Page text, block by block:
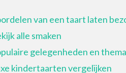
van een taart laten
alle smaken
gelegenheden en
kindertaarten vergelijken